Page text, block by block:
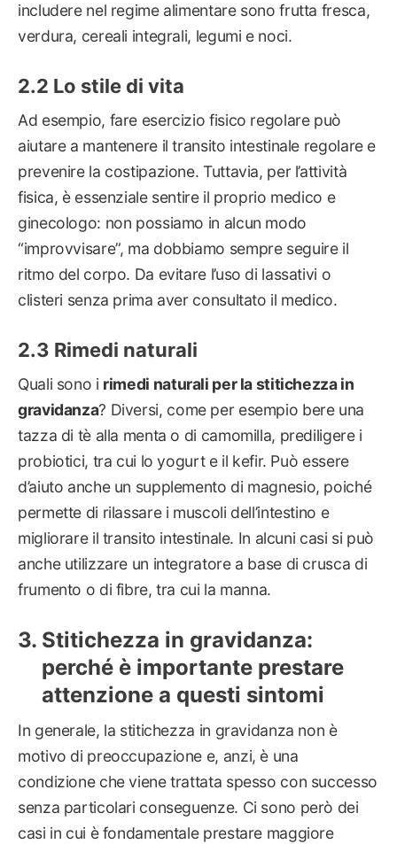
includere nel regime alimentare sono frutta fresca,
verdura, cereali integrali, legumi e noci.
Lo stile di vita
Ad esempio, fare esercizio fisico regolare può
aiutare a mantenere il transito intestinale regolare e
prevenire la costipazione. Tuttavia, per l’attività
fisica, è essenziale sentire il proprio medico e
ginecologo: non possiamo in alcun modo
“improvvisare”, ma dobbiamo sempre seguire il
ritmo del corpo. Da evitare l’uso di lassativi o
clisteri senza prima aver consultato il medico.
Rimedi naturali
Quali sono i rimedi naturali per la stitichezza in
gravidanza? Diversi, come per esempio bere una
tazza di tè alla menta o di camomilla, prediligere i
probiotici, tra cui lo yogurt e il kefir. Può essere
d’aiuto anche un supplemento di magnesio, poiché
permette di rilassare i muscoli dell’intestino e
migliorare il transito intestinale. In alcuni casi si può
anche utilizzare un integratore a base di crusca di
frumento o di fibre, tra cui la manna.
Stitichezza in gravidanza:
perché è importante prestare
attenzione a questi sintomi
In generale, la stitichezza in gravidanza non è
motivo di preoccupazione e, anzi, è una
condizione che viene trattata spesso con successo
senza particolari conseguenze. Ci sono però dei
casi in cui è fondamentale prestare maggiore